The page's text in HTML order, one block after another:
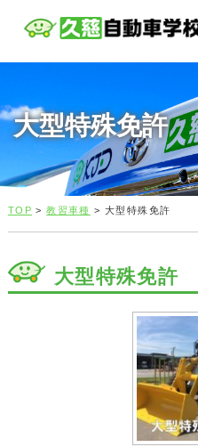
大型特殊免許
TOP >教習車種 > 大型特殊免許
大型特殊免許